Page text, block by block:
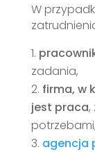
W
zadania,
firma, w
jest praca,
potrzebami,
agencja